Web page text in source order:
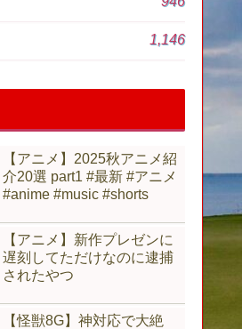
1,146
【アニメ】2025秋アニメ紹
介20選 part1 #最新 #アニメ
#anime #music #shorts
【アニメ】新作プレゼンに
遅刻してただけなのに逮捕
されたやつ
【怪獣8G】神対応で大絶